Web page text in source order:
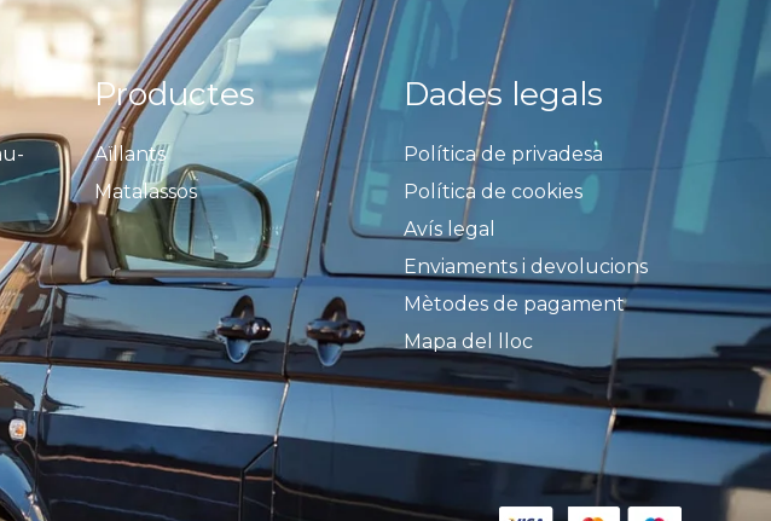
Productes
Aïllants
Matalassos
Dades legals
Política de privadesa
Política de cookies
Avís legal
Enviaments i devolucions
Mètodes de pagament
Mapa del lloc